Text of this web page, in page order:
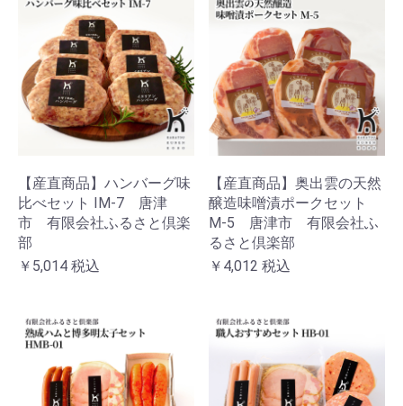
お買い物を続ける カートへ進む
【産直商品】ハンバーグ味
比べセット IM-7 唐津
市 有限会社ふるさと倶楽
部
￥5,014 税込
【産直商品】奥出雲の天然
醸造味噌漬ポークセット
M-5 唐津市 有限会社ふ
るさと倶楽部
￥4,012 税込